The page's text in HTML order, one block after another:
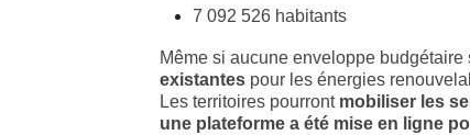
7 092 526 habitants
Même si aucune enveloppe
existantes pour les énergies
Les territoires pourront mobiliser les
une plateforme a été mise en ligne